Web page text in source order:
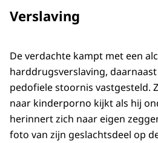
Verslaving
De verdachte kampt met een
harddrugsverslaving,
pedofiele stoornis vastgesteld.
naar kinderporno kijkt als hij
herinnert zich naar eigen
foto van zijn geslachtsdeel op